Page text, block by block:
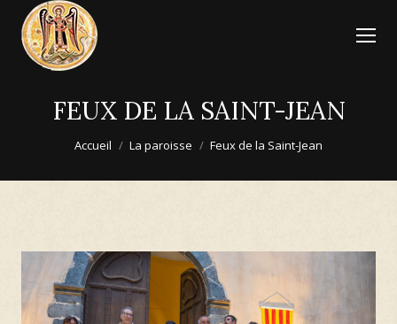
FEUX DE LA SAINT-JEAN
Vous êtes ici :
Accueil La paroisse Feux de la Saint-Jean